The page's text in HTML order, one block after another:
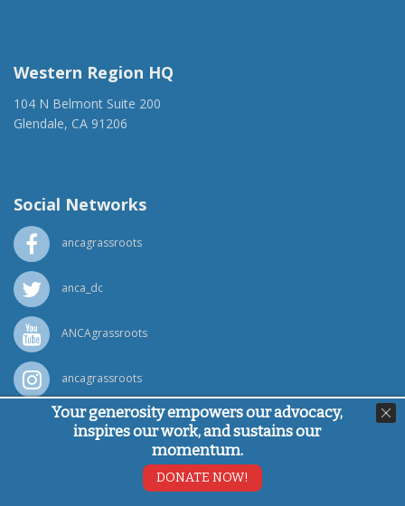
Western Region HQ
104 N Belmont Suite 200
Glendale, CA 91206
Social Networks
ancagrassroots
anca_dc
ANCAgrassroots
ancagrassroots
ANCA
Ping Developer
© Armenian National Committee of America, 2026
Your generosity empowers our advocacy,
inspires our work, and sustains our
momentum.
DONATE NOW!